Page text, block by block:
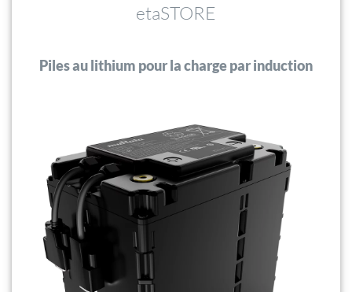
etaSTORE
Piles au lithium pour la charge par induction